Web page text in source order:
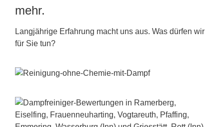
mehr.
Langjährige Erfahrung macht uns aus. Was dürfen wir
für Sie tun?